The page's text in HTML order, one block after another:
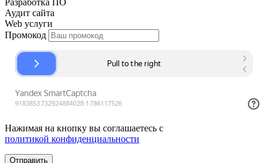
Аудит сайта
Web услуги
Промокод
Нажимая на кнопку вы соглашаетесь с
политикой конфиденциальности
Отправить